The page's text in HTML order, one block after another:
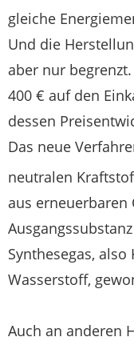
gleiche
Und die
aber nur
400 € auf den
dessen
Das neue
neutralen
aus
Synthesegas,
Wasserstoff,
Auch an anderen